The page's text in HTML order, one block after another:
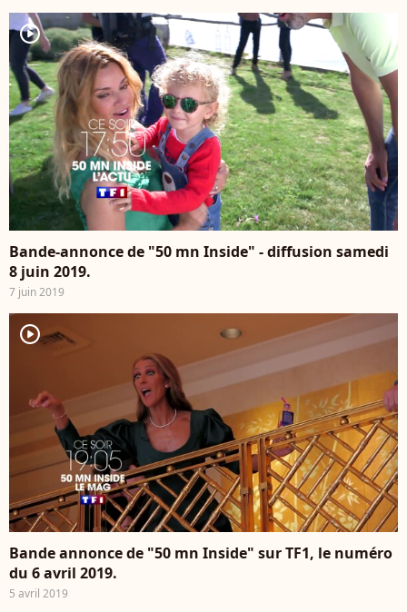
player2
Bande-annonce de "50 mn Inside" - diffusion samedi
8 juin 2019.
7 juin 2019
player2
Bande annonce de "50 mn Inside" sur TF1, le numéro
du 6 avril 2019.
5 avril 2019